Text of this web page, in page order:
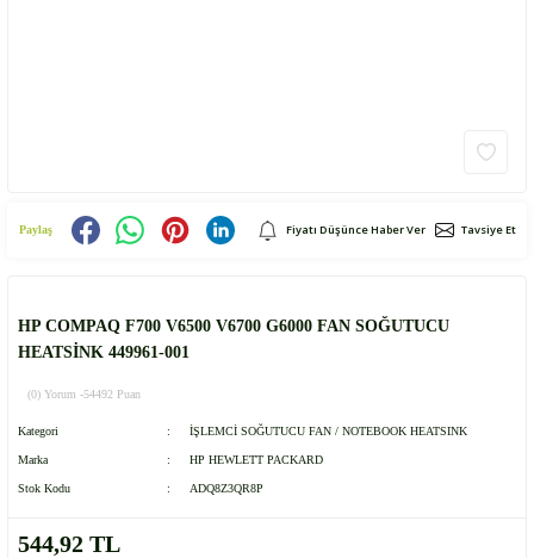
Paylaş Fiyatı Düşünce Haber Ver Tavsiye Et
HP COMPAQ F700 V6500 V6700 G6000 FAN SOĞUTUCU
HEATSİNK 449961-001
(0) Yorum -54492 Puan
Kategori İŞLEMCİ SOĞUTUCU FAN / NOTEBOOK HEATSINK
Marka HP HEWLETT PACKARD
Stok Kodu ADQ8Z3QR8P
544,92 TL